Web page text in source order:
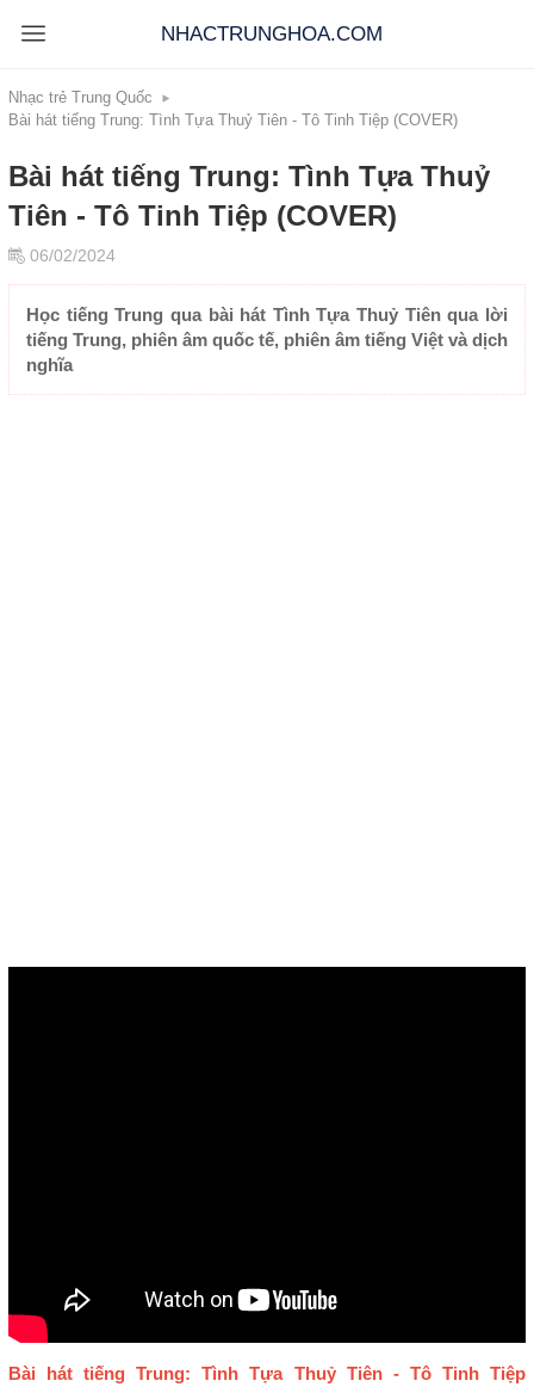
NHACTRUNGHOA.COM
Nhạc trẻ Trung Quốc
Bài hát tiếng Trung: Tình Tựa Thuỷ Tiên - Tô Tinh Tiệp (COVER)
Bài hát tiếng Trung: Tình Tựa Thuỷ
Tiên - Tô Tinh Tiệp (COVER)
06/02/2024
Học tiếng Trung qua bài hát Tình Tựa Thuỷ Tiên qua lời
tiếng Trung, phiên âm quốc tế, phiên âm tiếng Việt và dịch
nghĩa
Bài hát tiếng Trung: Tình Tựa Thuỷ Tiên - Tô Tinh Tiệp